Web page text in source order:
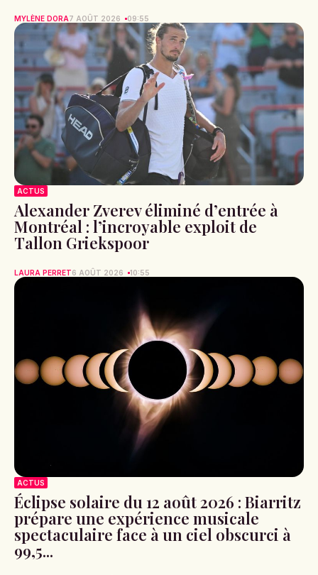
MYLÈNE DORA7 AOÛT 2026 09:55
ACTUS
Alexander Zverev éliminé d’entrée à
Montréal : l’incroyable exploit de
Tallon Griekspoor
LAURA PERRET6 AOÛT 2026 10:55
ACTUS
Éclipse solaire du 12 août 2026 : Biarritz
prépare une expérience musicale
spectaculaire face à un ciel obscurci à
99,5...